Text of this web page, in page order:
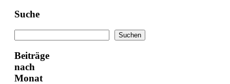
Suche
Suchen
Beiträge
nach
Monat